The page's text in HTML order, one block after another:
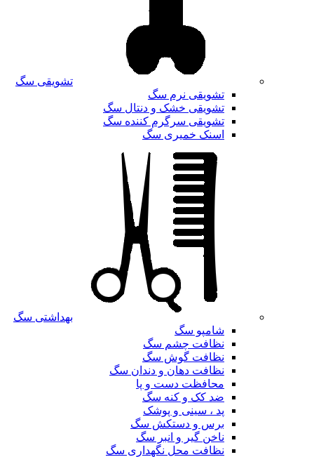
تشویقی سگ
تشویقی نرم سگ
تشویقی خشک و دنتال سگ
تشویقی سرگرم کننده سگ
اسنک خمیری سگ
بهداشتی سگ
شامپو سگ
نظافت چشم سگ
نظافت گوش سگ
نظافت دهان و دندان سگ
محافظت دست و پا
ضد کک و کنه سگ
پد ، سینی و پوشک
برس و دستکش سگ
ناخن گیر و انبر سگ
نظافت محل نگهداری سگ